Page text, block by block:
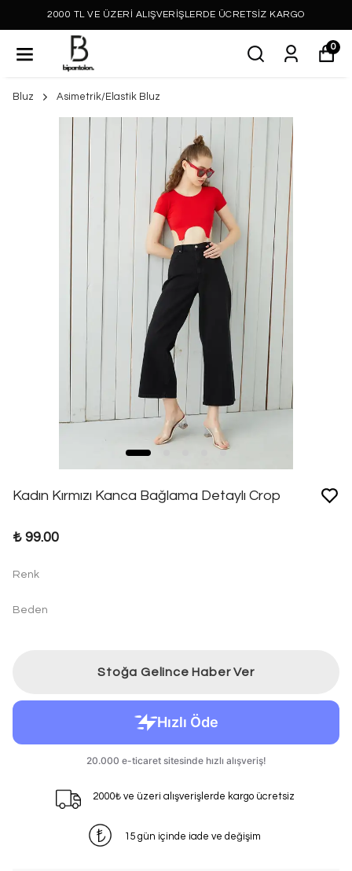
2000 TL VE ÜZERİ ALIŞVERİŞLERDE ÜCRETSİZ KARGO
0
Bluz Asimetrik/Elastik Bluz
Kadın Kırmızı Kanca Bağlama Detaylı Crop
₺ 99.00
Renk
Beden
Stoğa Gelince Haber Ver
2000₺ ve üzeri alışverişlerde kargo ücretsiz
15 gün içinde iade ve değişim